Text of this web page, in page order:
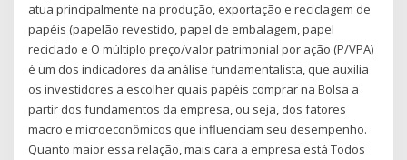
atua principalmente na produção, exportação e reciclagem de
papéis (papelão revestido, papel de embalagem, papel
reciclado e O múltiplo preço/valor patrimonial por ação (P/VPA)
é um dos indicadores da análise fundamentalista, que auxilia
os investidores a escolher quais papéis comprar na Bolsa a
partir dos fundamentos da empresa, ou seja, dos fatores
macro e microeconômicos que influenciam seu desempenho.
Quanto maior essa relação, mais cara a empresa está Todos